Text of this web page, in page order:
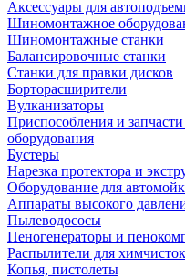
Аксессуары для
Шиномонтажное
Шиномонтажные станки
Балансировочные станки
Станки для правки дисков
Борторасширители
Вулканизаторы
Приспособления и
оборудования
Бустеры
Нарезка протектора и
Оборудование для
Аппараты высокого
Пылеводососы
Пеногенераторы и
Распылители для химчисток
Копья, пистолеты